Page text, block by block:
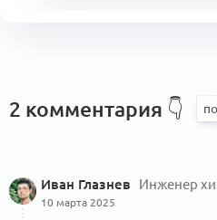
ПОЧЕМУ НЕ НАДО
(Why You Should Quit
2 комментария 👇
Иван Глазнев Инженер
10 марта 2025